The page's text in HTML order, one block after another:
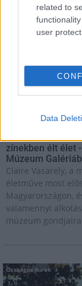
related to
user
Data
Teliholdas
megtapasztald a
látásunk háttérbe
éberebbé válik.
zínekben élt élet
Múzeum
Claire Vasarely, a
életműve most
Magyarországon,
valamennyi
múzeum
Országos hírek